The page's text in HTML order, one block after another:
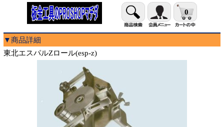
0
▼商品詳細
東北エスパルZロール(esp-z)